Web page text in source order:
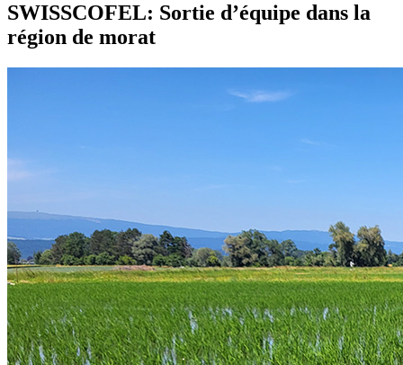
SWISSCOFEL: Sortie d’équipe dans la
région de morat